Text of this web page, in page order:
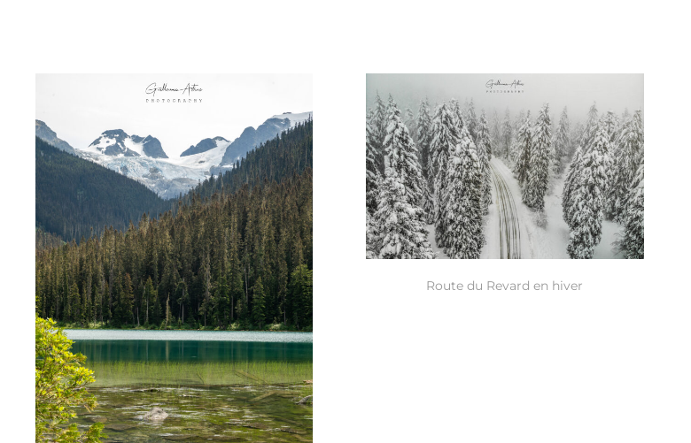
Route du Revard en hiver